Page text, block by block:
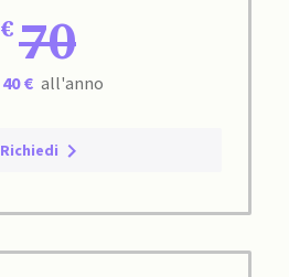
70
40 € all'anno
Richiedi